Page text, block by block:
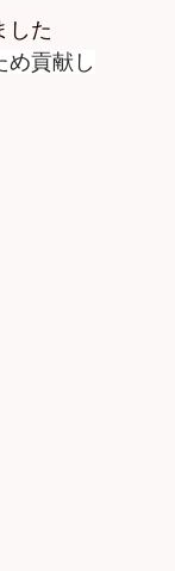
した
め貢献し